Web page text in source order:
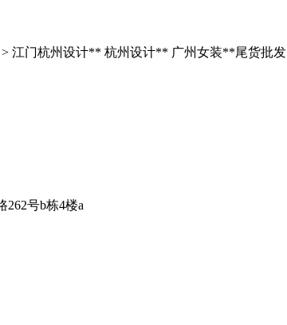
> 江门杭州设计** 杭州设计** 广州女装**尾货批发
262号b栋4楼a